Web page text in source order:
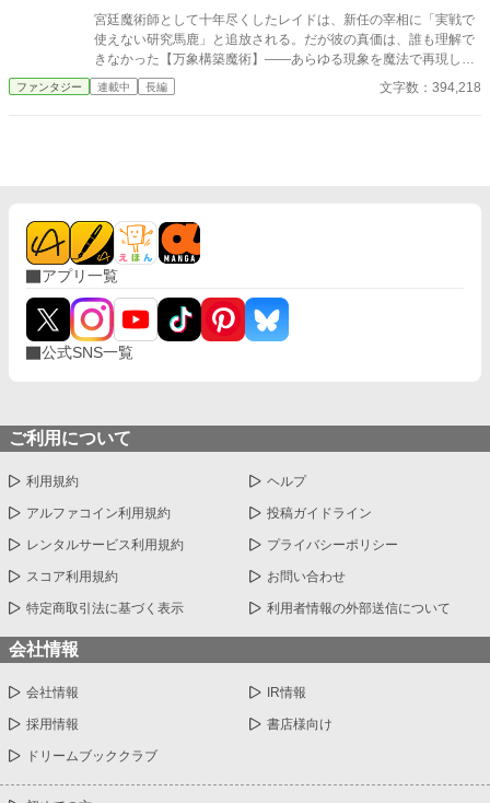
宮廷魔術師として十年尽くしたレイドは、新任の宰相に「実戦で
使えない研究馬鹿」と追放される。だが彼の真価は、誰も理解で
きなかった【万象構築魔術】——あらゆる現象を魔法で再現し、
インフラから兵器まで創造する規格外の能力だった。辺境の荒野
を与えられたレイドは、獣人や亜人の難民を受け入れながら、上
ファンタジー 連載中 長編 文字数：394,218
アプリ一覧
公式SNS一覧
ご利用について
利用規約 ヘルプ
アルファコイン利用規約 投稿ガイドライン
レンタルサービス利用規約 プライバシーポリシー
スコア利用規約 お問い合わせ
特定商取引法に基づく表示 利用者情報の外部送信について
会社情報
会社情報 IR情報
採用情報 書店様向け
ドリームブッククラブ